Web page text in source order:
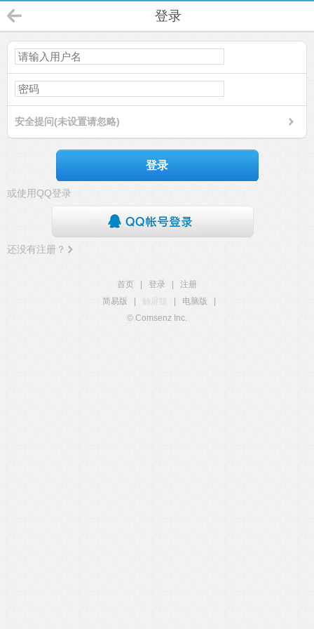
登录
安全提问(未设置请忽略)
登录
或使用QQ登录
还没有注册？
首页 登录
注册
简易版
触屏版 电脑版
© Comsenz Inc.